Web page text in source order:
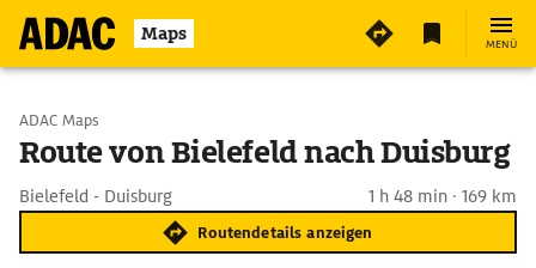
Maps MENÜ
Start wählen
ADAC Maps
Route von Bielefeld nach Duisburg
Bielefeld - Duisburg 1 h 48 min · 169 km
Routendetails anzeigen